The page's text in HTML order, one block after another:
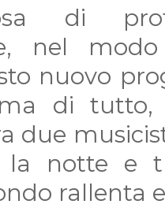
di
nel
nuovo
di
due
la notte e
rallenta